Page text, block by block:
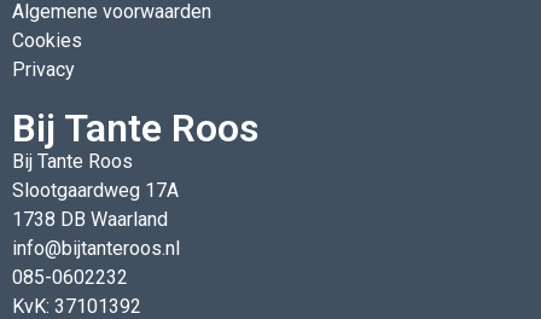
Algemene voorwaarden
Cookies
Privacy
Bij Tante Roos
Bij Tante Roos
Slootgaardweg 17A
1738 DB Waarland
info@bijtanteroos.nl
085-0602232
KvK: 37101392